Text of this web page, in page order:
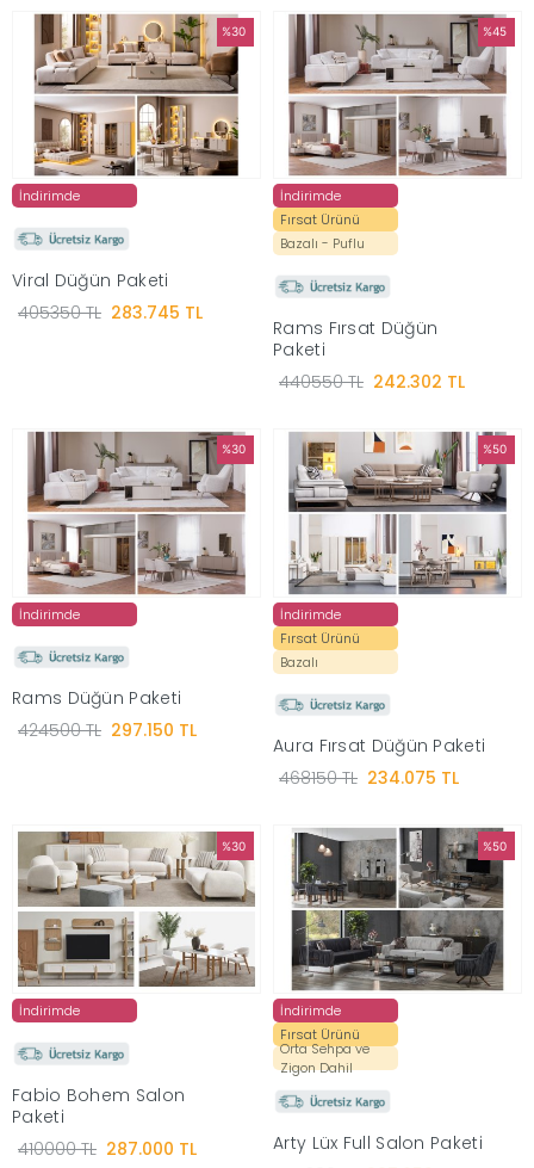
|
İyi
Uykular
Genç
Odası
Afilli
Yaz
İndirimleri
Outlet
Afilli
Destek
0549
5500
Showroomlarımız
Sipariş
Takibi
Üye
Girişi
Yap
%30
İndirimde
Viral Düğün Paketi
405350 TL 283.745 TL
%45
İndirimde
Fırsat Ürünü
Bazalı - Puflu
Rams Fırsat Düğün
Paketi
440550 TL 242.302 TL
%30
İndirimde
Rams Düğün Paketi
424500 TL 297.150 TL
%50
İndirimde
Fırsat Ürünü
Bazalı
Aura Fırsat Düğün Paketi
468150 TL 234.075 TL
%30
İndirimde
Fabio Bohem Salon
Paketi
410000 TL 287.000 TL
%50
İndirimde
Fırsat Ürünü
Orta Sehpa ve
Zigon Dahil
Arty Lüx Full Salon Paketi